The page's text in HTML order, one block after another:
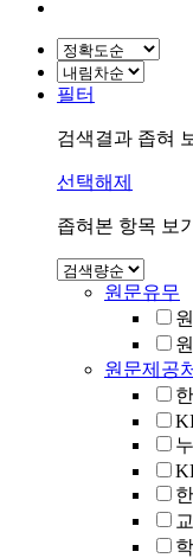
필터
검색결과 좁혀
선택해제
좁혀본 항목 보
원문유무
원문제공